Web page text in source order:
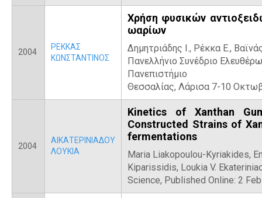
2004
ΡΕΚΚΑΣ
ΚΩΝΣΤΑΝΤΙΝΟΣ
Χρήση φυσικών
ωαρίων
Δημητριάδης Ι., Ρέκκα Ε.,
Πανελλήνιο Συνέδριο
Πανεπιστήμιο
Θεσσαλίας, Λάρισα 7-10
2004
ΑΙΚΑΤΕΡΙΝΙΑΔΟΥ
ΛΟΥΚΙΑ
Kinetics of Xanthan
Constructed Strains of
fermentations
Maria Liakopoulou-Kyriakides,
Kiparissidis, Loukia V.
Science, Published Online: 2